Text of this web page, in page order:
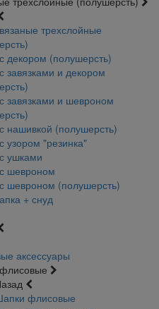
трехслойные
декором (полушерсть)
завязками и декором
завязками и шевроном
нашивкой (полушерсть)
узором "резинка"
ушками
шевроном
шевроном (полушерсть)
+ снуд
аксессуары
флисовые